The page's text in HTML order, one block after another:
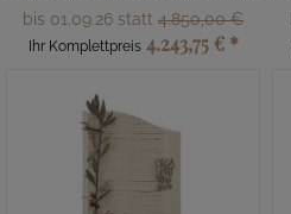
bis 01.09.26 statt 4.850,00 €
Ihr Komplettpreis 4.243,75 € *